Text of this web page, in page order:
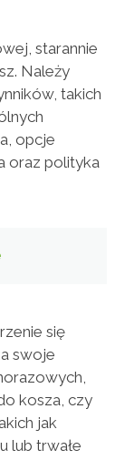
starannie
Należy
takich
opcje
oraz polityka
się
swoje
kosza, czy
jak
lub trwałe